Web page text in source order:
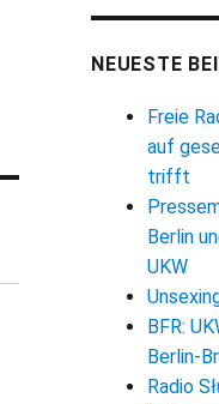
NEUESTE
Freie
auf
trifft
Berlin
UKW
BFR:
Berlin-
Radio